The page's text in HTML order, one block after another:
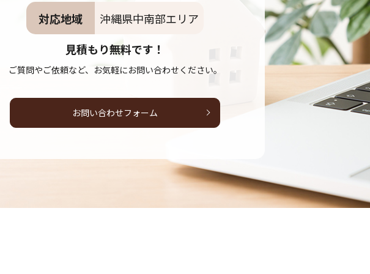
対応地域
沖縄県中南部エリア
見積もり無料です！
ご質問やご依頼など、お気軽にお問い合わせください。
お問い合わせフォーム